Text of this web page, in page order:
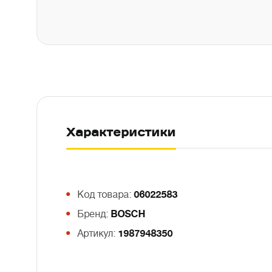
Характеристики
Код товара: 06022583
Бренд: BOSCH
Артикул: 1987948350